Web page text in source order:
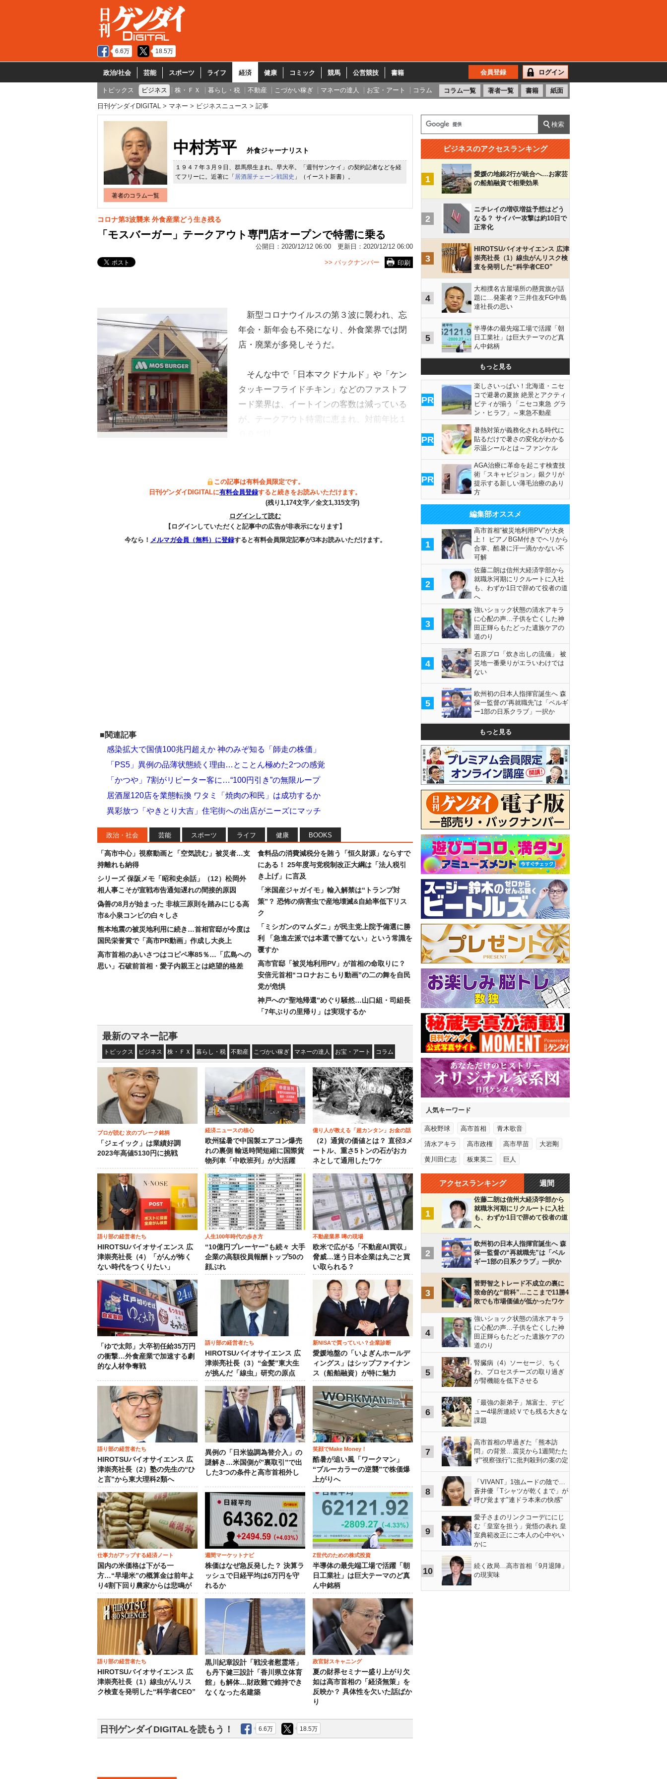
6.6万 18.5万
政治/社会 芸能 スポーツ ライフ 経済 健康 コミック 競馬 公営競技 書籍 会員登録 ログイン
トピックス ビジネス 株・ＦＸ 暮らし・税 不動産 こづかい稼ぎ マネーの達人 お宝・アート コラム コラム一覧 著者一覧 書籍 紙面
日刊ゲンダイDIGITAL マネー ビジネスニュース 記事
著者のコラム一覧
中村芳平 外食ジャーナリスト
１９４７年３月９日、群馬県生まれ。早大卒。「週刊サンケイ」の契約記者などを経
てフリーに。近著に「 居酒屋チェーン戦国史 」（イースト新書）。
コロナ第3波襲来 外食産業どう生き残る
「モスバーガー」テークアウト専門店オープンで特需に乗る
公開日： 2020/12/12 06:00 更新日： 2020/12/12 06:00
印刷
>> バックナンバー
新型コロナウイルスの第３波に襲われ、忘
年会・新年会も不発になり、外食業界では閉
店・廃業が多発しそうだ。
そんな中で「日本マクドナルド」や「ケン
タッキーフライドチキン」などのファストフ
ード業界は、イートインの客数は減っている
が、テークアウト特需に恵まれ、対前年比１
この記事は有料会員限定です。
日刊ゲンダイDIGITALに有料会員登録すると続きをお読みいただけます。
(残り1,174文字／全文1,315文字)
ログインして読む
【ログインしていただくと記事中の広告が非表示になります】
今なら！ メルマガ会員（無料）に登録すると有料会員限定記事が3本お読みいただけます。
■関連記事
感染拡大で国債100兆円超えか 神のみぞ知る「師走の株価」
「PS5」異例の品薄状態続く理由…とことん極めた2つの感覚
「かつや」7割がリピーター客に…“100円引き”の無限ループ
居酒屋120店を業態転換 ワタミ「焼肉の和民」は成功するか
異彩放つ「やきとり大吉」住宅街への出店がニーズにマッチ
政治・社会 芸能 スポーツ ライフ 健康 BOOKS
「高市中心」視察動画と「空気読む」被災者…支
持離れも納得
シリーズ 保阪メモ「昭和史余話」（12）松岡外
相人事こそが宣戦布告通知遅れの間接的原因
偽善の8月が始まった 非核三原則を踏みにじる高
市&小泉コンビの白々しさ
熊本地震の被災地利用に続き…首相官邸が今度は
国民栄誉賞で「高市PR動画」作成し大炎上
高市首相のあいさつはコピペ率85％…「広島への
思い」石破前首相・愛子内親王とは絶望的格差
食料品の消費減税分を賄う「恒久財源」ならすで
にある！ 25年度与党税制改正大綱は「法人税引
き上げ」に言及
「米国産ジャガイモ」輸入解禁は“トランプ対
策”？ 恐怖の病害虫で産地壊滅&自給率低下リス
ク
「ミシガンのマムダニ」が民主党上院予備選に勝
利 「急進左派では本選で勝てない」という常識を
覆すか
高市官邸「被災地利用PV」が首相の命取りに？
安倍元首相“コロナおこもり動画”の二の舞を自民
党が危惧
神戸への“聖地帰還”めぐり騒然…山口組・司組長
「7年ぶりの里帰り」は実現するか
最新のマネー記事
トピックス ビジネス 株・ＦＸ 暮らし・税 不動産 こづかい稼ぎ マネーの達人 お宝・アート コラム
プロが読む 次のブレーク銘柄
「ジェイック」は業績好調
2023年高値5130円に挑戦
経済ニュースの核心
欧州猛暑で中国製エアコン爆売
れの裏側 輸送時間短縮に国際貨
物列車「中欧班列」が大活躍
億り人が教える「超カンタン」お金の話
（2）通貨の価値とは？ 直径3メ
ートル、重さ5トンの石がおカ
ネとして通用したワケ
語り部の経営者たち
HIROTSUバイオサイエンス 広
津崇亮社長（4）「がんが怖く
ない時代をつくりたい」
人生100年時代の歩き方
“10億円プレーヤー”も続々 大手
企業の高額役員報酬トップ50の
顔ぶれ
不動産業界 噂の現場
欧米で広がる「不動産AI買収」
脅威…迷う日本企業は丸ごと買
い取られる？
「ゆで太郎」大卒初任給35万円
の衝撃…外食産業で加速する劇
的な人材争奪戦
語り部の経営者たち
HIROTSUバイオサイエンス 広
津崇亮社長（3）“金髪”東大生
が挑んだ「線虫」研究の原点
新NISAで買っていい？企業診断
愛媛地盤の「いよぎんホールデ
ィングス」はシップファイナン
ス（船舶融資）が特に魅力
語り部の経営者たち
HIROTSUバイオサイエンス 広
津崇亮社長（2）塾の先生の“ひ
と言”から東大理科2類へ
異例の「日米協調為替介入」の
謎解き…米国側が”裏取引”で出
した3つの条件と高市首相外し
笑顔でMake Money！
酷暑が追い風「ワークマン」
“ブルーカラーの逆襲”で株価爆
上がりへ
仕事力がアップする経済ノート
国内の米価格は下がる一
方…“早場米”の概算金は前年よ
り4割下回り農家からは悲鳴が
週間マーケットナビ
株価はなぜ急反発した？ 決算ラ
ッシュで日経平均は6万円を守
れるか
Z世代のための株式投資
半導体の最先端工場で活躍「朝
日工業社」は巨大テーマのど真
ん中銘柄
語り部の経営者たち
HIROTSUバイオサイエンス 広
津崇亮社長（1）線虫がんリス
ク検査を発明した“科学者CEO”
黒川紀章設計「戦没者慰霊塔」
も丹下健三設計「香川県立体育
館」も解体…財政難で維持でき
なくなった名建築
政官財スキャニング
夏の財界セミナー盛り上がり欠
如は高市首相の「経済無策」を
反映か？ 具体性を欠いた話ばか
り
日刊ゲンダイDIGITALを読もう！ 6.6万 18.5万
ビジネスのアクセスランキング
1
愛媛の地銀2行が統合へ…お家芸
の船舶融資で相乗効果
2
ニチレイの増収増益予想はどう
なる？ サイバー攻撃は約10日で
正常化
3
HIROTSUバイオサイエンス 広津
崇亮社長（1）線虫がんリスク検
査を発明した“科学者CEO”
4
大相撲名古屋場所の懸賞旗が話
題に…発案者？三井住友FG中島
達社長の思い
5
半導体の最先端工場で活躍「朝
日工業社」は巨大テーマのど真
ん中銘柄
もっと見る
PR
楽しさいっぱい！北海道・ニセ
コで避暑の夏旅 絶景とアクティ
ビティが揃う「ニセコ東急 グラ
ン・ヒラフ」～東急不動産
PR
暑熱対策が義務化される時代に
貼るだけで暑さの変化がわかる
示温シールとは～ファンケル
PR
AGA治療に革命を起こす検査技
術「スキャビジョン」銀クリが
提示する新しい薄毛治療のあり
方
編集部オススメ
1
高市首相“被災地利用PV”が大炎
上！ ピアノBGM付きでヘリから
合掌、酷暑に汗一滴かかない不
可解
2
佐藤二朗は信州大経済学部から
就職氷河期にリクルートに入社
も、わずか1日で辞めて役者の道
へ
3
強いショック状態の清水アキラ
に心配の声…子供を亡くした神
田正輝らもたどった遺族ケアの
道のり
4
石原プロ「炊き出しの流儀」 被
災地一番乗りがエラいわけでは
ない
5
欧州初の日本人指揮官誕生へ 森
保一監督の“再就職先”は「ベルギ
ー1部の日系クラブ」一択か
もっと見る
人気キーワード
高校野球 高市首相 青木歌音
清水アキラ 高市政権 高市早苗 大岩剛
黄川田仁志 板東英二 巨人
アクセスランキング 週間
1
佐藤二朗は信州大経済学部から
就職氷河期にリクルートに入社
も、わずか1日で辞めて役者の道
へ
2
欧州初の日本人指揮官誕生へ 森
保一監督の“再就職先”は「ベル
ギー1部の日系クラブ」一択か
3
菅野智之トレード不成立の裏に
致命的な“前科”…ここまで11勝4
敗でも市場価値が低かったワケ
4
強いショック状態の清水アキラ
に心配の声…子供を亡くした神
田正輝らもたどった遺族ケアの
道のり
5
腎臓病（4）ソーセージ、ちく
わ、プロセスチーズの取り過ぎ
が腎機能を低下させる
6
「最強の新弟子」旭富士、デビ
ュー4場所連続Ｖでも残る大きな
課題
7
高市首相の早過ぎた「熊本訪
問」の背景…震災から1週間たた
ず“視察強行”に批判殺到の案の定
8
「VIVANT」1強ムードの陰で…
蒼井優「Tシャツが乾くまで」が
呼び覚ます"連ドラ本来の快感"
9
愛子さまのリンクコーデににじ
む「皇室を担う」覚悟の表れ 皇
室典範改正にご本人の心中やい
かに
10
続く政局…高市首相「9月退陣」
の現実味